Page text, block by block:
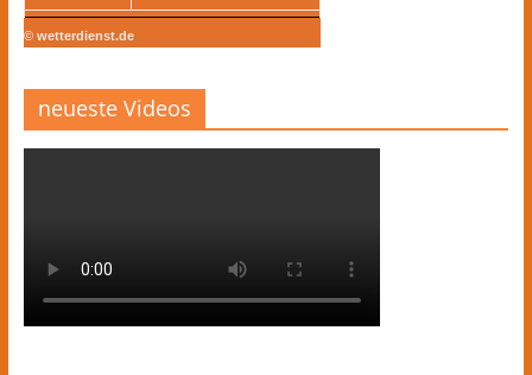
© wetterdienst.de
neueste Videos